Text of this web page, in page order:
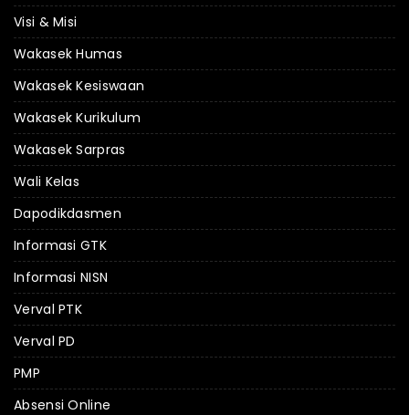
Visi & Misi
Wakasek Humas
Wakasek Kesiswaan
Wakasek Kurikulum
Wakasek Sarpras
Wali Kelas
Dapodikdasmen
Informasi GTK
Informasi NISN
Verval PTK
Verval PD
PMP
Absensi Online